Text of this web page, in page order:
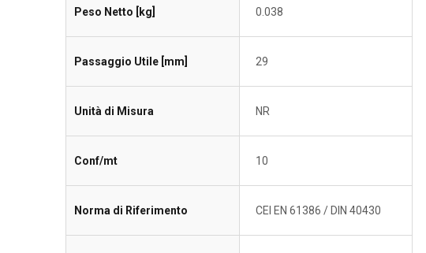
Peso Netto [kg] 0.038
Passaggio Utile [mm] 29
Unità di Misura NR
Conf/mt 10
Norma di Riferimento CEI EN 61386 / DIN 40430